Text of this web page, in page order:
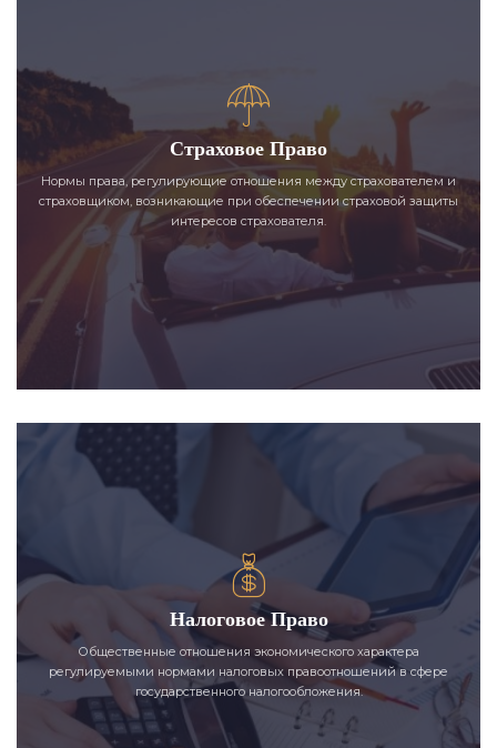
Страховое Право
Нормы права, регулирующие отношения между страхователем и
страховщиком, возникающие при обеспечении страховой защиты
интересов страхователя.
Налоговое Право
Общественные отношения экономического характера
регулируемыми нормами налоговых правоотношений в сфере
государственного налогообложения.